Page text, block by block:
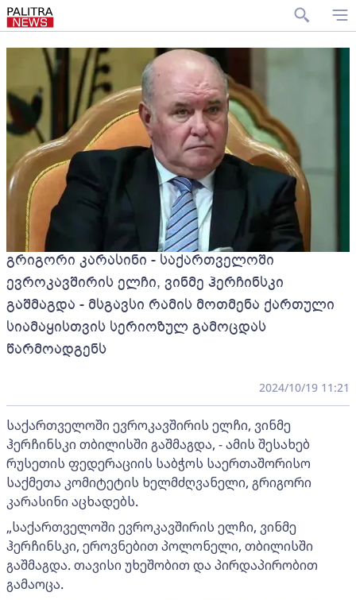
გრიგორი კარასინი - საქართველოში
ევროკავშირის ელჩი, ვინმე ჰერჩინსკი
გაშმაგდა - მსგავსი რამის მოთმენა ქართული
სიამაყისთვის სერიოზულ გამოცდას
წარმოადგენს
2024/10/19 11:21
საქართველოში ევროკავშირის ელჩი, ვინმე
ჰერჩინსკი თბილისში გაშმაგდა, - ამის შესახებ
რუსეთის ფედერაციის საბჭოს საერთაშორისო
საქმეთა კომიტეტის ხელმძღვანელი, გრიგორი
კარასინი აცხადებს.
„საქართველოში ევროკავშირის ელჩი, ვინმე
ჰერჩინსკი, ეროვნებით პოლონელი, თბილისში
გაშმაგდა. თავისი უხეშობით და პირდაპირობით
გამაოცა.